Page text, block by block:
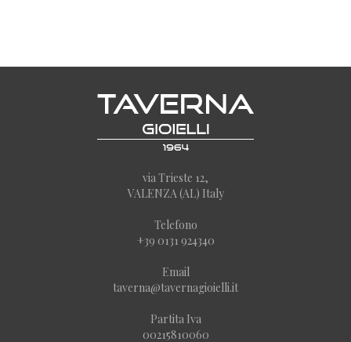
via Trieste 12,
VALENZA (AL) Italy
Telefono
+39 0131 924340
Email
taverna@tavernagioielli.it
Partita Iva
00215810060